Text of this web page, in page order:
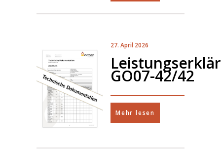
27. April 2026
GO07-42/42
Mehr lesen